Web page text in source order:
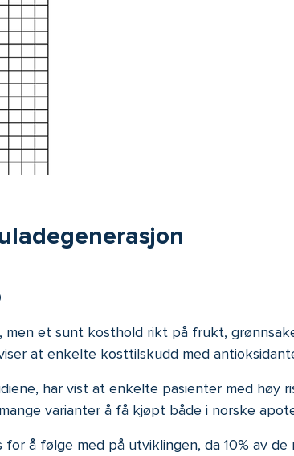
et sunt kosthold rikt på frukt,
at enkelte kosttilskudd med
har vist at enkelte pasienter med
varianter å få kjøpt både i norske
å følge med på utviklingen, da 10% av